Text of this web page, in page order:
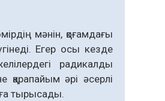
мәнін, қоғамдағы
Егер осы кезде
радикалды
қарапайым әрі әсерлі
тырысады.